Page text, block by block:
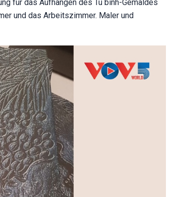
für das Aufhängen des Tu binh-Gemäldes
und das Arbeitszimmer. Maler und